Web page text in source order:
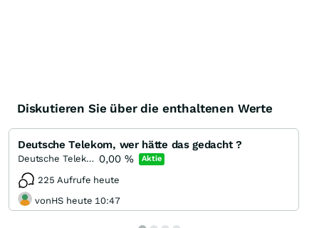
Diskutieren Sie über die enthaltenen Werte
Deutsche Telekom, wer hätte das gedacht ?
Deutsche Telekom 0,00 % Aktie
225 Aufrufe heute
vonHS heute 10:47